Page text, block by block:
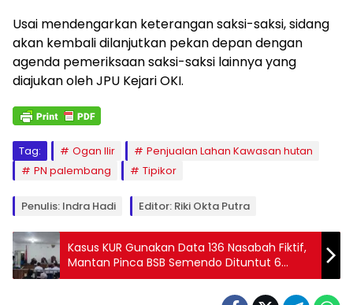
Usai mendengarkan keterangan saksi-saksi, sidang
akan kembali dilanjutkan pekan depan dengan
agenda pemeriksaan saksi-saksi lainnya yang
diajukan oleh JPU Kejari OKI.
Tag: Ogan Ilir
Penjualan Lahan Kawasan hutan
PN palembang
Tipikor
Penulis: Indra Hadi Editor: Riki Okta Putra
Kasus KUR Gunakan Data 136 Nasabah Fiktif,
Mantan Pinca BSB Semendo Dituntut 6
Tahun Penjara UP Rp 3,6 Miliar